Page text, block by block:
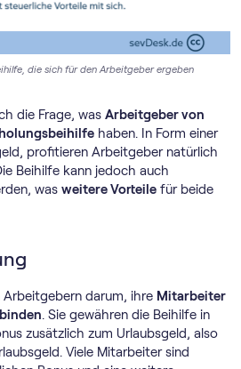
die sich für den Arbeitgeber ergeben
die Frage, was Arbeitgeber von
haben. In Form einer
profitieren Arbeitgeber natürlich
Beihilfe kann jedoch auch
was weitere Vorteile für beide
Arbeitgebern darum, ihre Mitarbeiter
. Sie gewähren die Beihilfe in
zusätzlich zum Urlaubsgeld, also
Viele Mitarbeiter sind